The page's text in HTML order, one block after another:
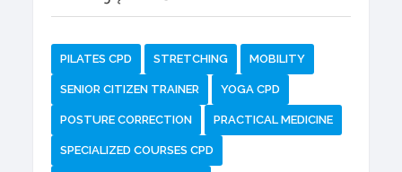
PILATES CPD STRETCHING MOBILITY
SENIOR CITIZEN TRAINER YOGA CPD
POSTURE CORRECTION PRACTICAL MEDICINE
SPECIALIZED COURSES CPD